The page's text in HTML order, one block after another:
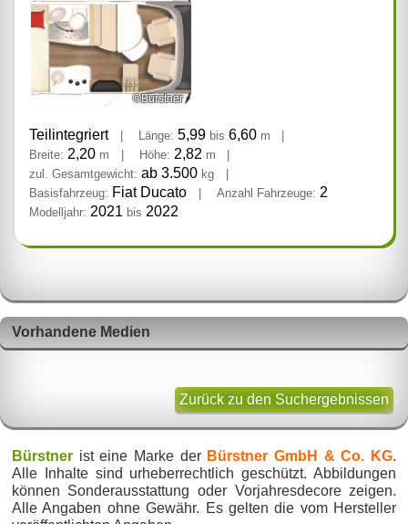
©Bürstner
Teilintegriert | Länge: 5,99 bis 6,60 m
|
Breite: 2,20 m Höhe: 2,82 m
zul. Gesamtgewicht: ab 3.500 kg
Basisfahrzeug: Fiat Ducato Anzahl Fahrzeuge: 2
Modelljahr: 2021 bis 2022
Vorhandene Medien
Zurück zu den Suchergebnissen
Bürstnerist eine Marke der Bürstner GmbH & Co. KG.
Alle Inhalte sind urheberrechtlich geschützt. Abbildungen
können Sonderausstattung oder Vorjahresdecore zeigen.
Alle Angaben ohne Gewähr. Es gelten die vom Hersteller